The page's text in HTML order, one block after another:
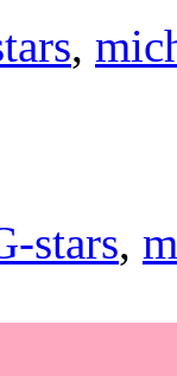
,
stars,